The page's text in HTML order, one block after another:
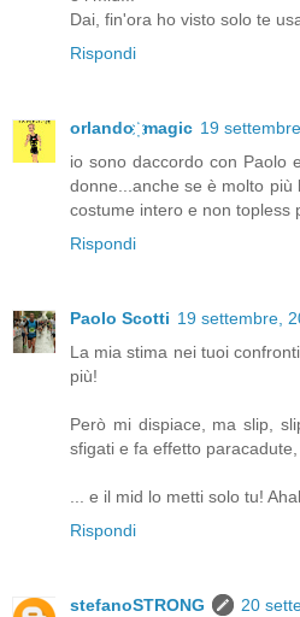
Dai, fin'ora ho visto solo te
Rispondi
orlando ҉ magic 19
io sono daccordo con Paolo
donne...anche se è molto più
costume intero e non topless
Rispondi
Paolo Scotti 19 settembre,
La mia stima nei tuoi
più!
Però mi dispiace, ma slip,
sfigati e fa effetto
... e il mid lo metti solo tu!
Rispondi
stefanoSTRONG
20